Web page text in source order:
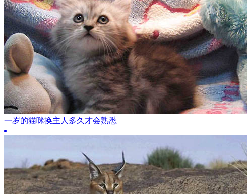
一岁的猫咪换主人多久才会熟悉